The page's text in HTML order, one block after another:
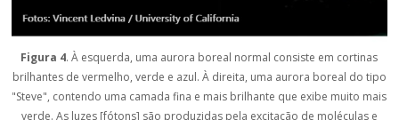
Figura 4. À esquerda, uma aurora boreal normal consiste em cortinas
brilhantes de vermelho, verde e azul. À direita, uma aurora boreal do tipo
"Steve", contendo uma camada fina e mais brilhante que exibe muito mais
verde. As luzes [fótons] são produzidas pela excitação de moléculas e